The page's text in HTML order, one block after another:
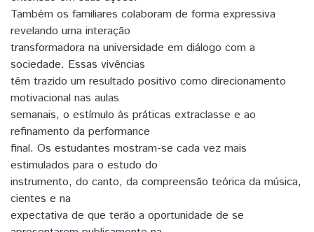
Também os familiares colaboram de forma expressiva
revelando uma interação
transformadora na universidade em diálogo com a
sociedade. Essas vivências
têm trazido um resultado positivo como direcionamento
motivacional nas aulas
semanais, o estímulo às práticas extraclasse e ao
refinamento da performance
final. Os estudantes mostram-se cada vez mais
estimulados para o estudo do
instrumento, do canto, da compreensão teórica da música,
cientes e na
expectativa de que terão a oportunidade de se